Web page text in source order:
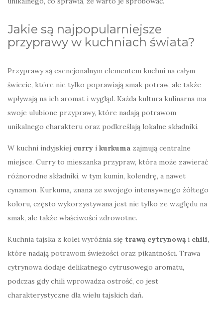
Jakie są najpopularniejsze
przyprawy w kuchniach świata?
Przyprawy są esencjonalnym elementem kuchni na całym
świecie, które nie tylko poprawiają smak potraw, ale także
wpływają na ich aromat i wygląd. Każda kultura kulinarna ma
swoje ulubione przyprawy, które nadają potrawom
unikalnego charakteru oraz podkreślają lokalne składniki.
W kuchni indyjskiej curry i kurkuma zajmują centralne
miejsce. Curry to mieszanka przypraw, która może zawierać
różnorodne składniki, w tym kumin, kolendrę, a nawet
cynamon. Kurkuma, znana ze swojego intensywnego żółtego
koloru, często wykorzystywana jest nie tylko ze względu na
smak, ale także właściwości zdrowotne.
Kuchnia tajska z kolei wyróżnia się trawą cytrynową i chili,
które nadają potrawom świeżości oraz pikantności. Trawa
cytrynowa dodaje delikatnego cytrusowego aromatu,
podczas gdy chili wprowadza ostrość, co jest
charakterystyczne dla wielu tajskich dań.